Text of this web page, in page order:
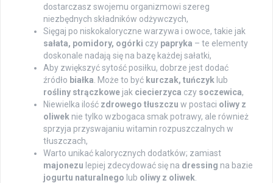
dostarczasz swojemu organizmowi szereg
niezbędnych składników odżywczych,
Sięgaj po niskokaloryczne warzywa i owoce, takie jak
sałata, pomidory, ogórki czy papryka – te elementy
doskonale nadają się na bazę każdej sałatki,
Aby zwiększyć sytość posiłku, dobrze jest dodać
źródło białka . Może to być kurczak, tuńczyk lub
rośliny strączkowe jak ciecierzyca czy soczewica,
Niewielka ilość zdrowego tłuszczu w postaci oliwy z
oliwek nie tylko wzbogaca smak potrawy, ale również
sprzyja przyswajaniu witamin rozpuszczalnych w
tłuszczach,
Warto unikać kalorycznych dodatków; zamiast
majonezu lepiej zdecydować się na dressing na bazie
jogurtu naturalnego lub oliwy z oliwek